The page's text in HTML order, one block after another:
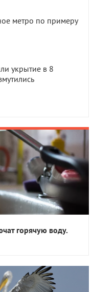
метро по примеру
укрытие в 8
горячую воду.